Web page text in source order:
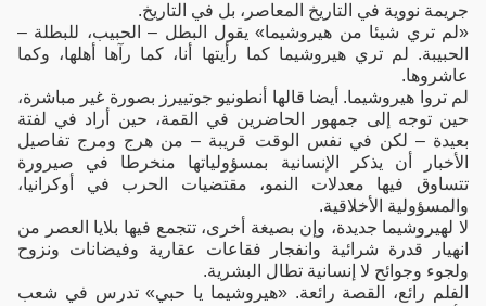
جريمة نووية في التاريخ المعاصر، بل في التاريخ.
«لم تري شيئا من هيروشيما» يقول البطل – الحبيب، للبطلة –
الحبيبة. لم تري هيروشيما كما رأيتها أنا، كما رآها أهلها، وكما
عاشروها.
لم تروا هيروشيما. أيضا قالها أنطونيو جوتييرز بصورة غير مباشرة،
حين توجه إلى جمهور الحاضرين في القمة، حين أراد في لفتة
بعيدة – لكن في نفس الوقت قريبة – من هرج ومرج تفاصيل
الأخبار أن يذكر الإنسانية بمسؤولياتها منخرطا في صيرورة
تتساوق فيها معدلات النمو، مقتضيات الحرب في أوكرانيا،
والمسؤولية الأخلاقية.
لا لهيروشيما جديدة، وإن بصيغة أخرى، تتجمع فيها بلايا العصر من
انهيار قدرة شرائية وانفجار فقاعات عقارية وفيضانات ونزوح
ولجوء وجوائح لا إنسانية تطال البشرية.
الفلم رائع، القصة رائعة. «هيروشيما يا حبي» تدرس في شعب